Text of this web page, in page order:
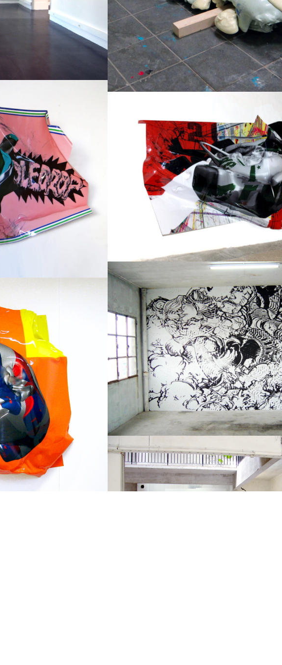
2017 Techniques mixtes 2012
Impression sur papier
2005